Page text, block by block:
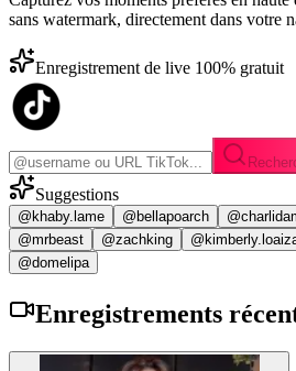
sans watermark, directement dans votre
Enregistrement de live 100% gratuit
Suggestions
@khaby.lame @bellapoarch
@mrbeast
@zachking
@domelipa
Enregistrements